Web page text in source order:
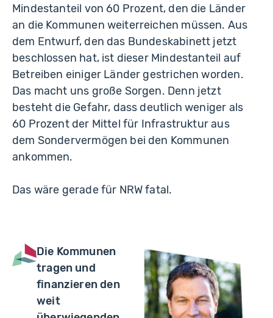
Mindestanteil von 60 Prozent, den die Länder
an die Kommunen weiterreichen müssen. Aus
dem Entwurf, den das Bundeskabinett jetzt
beschlossen hat, ist dieser Mindestanteil auf
Betreiben einiger Länder gestrichen worden.
Das macht uns große Sorgen. Denn jetzt
besteht die Gefahr, dass deutlich weniger als
60 Prozent der Mittel für Infrastruktur aus
dem Sondervermögen bei den Kommunen
ankommen.
Das wäre gerade für NRW fatal.
Die Kommunen
tragen und
finanzieren den
weit